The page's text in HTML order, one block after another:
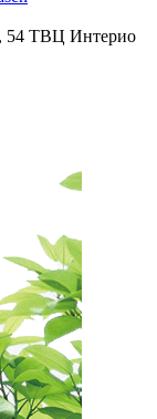
54 ТВЦ Интерио